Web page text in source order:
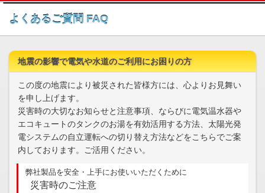
このページの本文へ
よくあるご質問 FAQ
地震の影響で電気や水道のご利用にお困りの方
この度の地震により被災された皆様方には、心よりお見舞い
を申し上げます。
災害時の大切なお知らせと注意事項、ならびに電気温水器や
エコキュートのタンクのお湯を有効活用する方法、太陽光発
電システムの自立運転への切り替え方法などをこちらでご案
内しております。ご活用ください。
弊社製品を安全・上手にお使いいただくために
災害時のご注意